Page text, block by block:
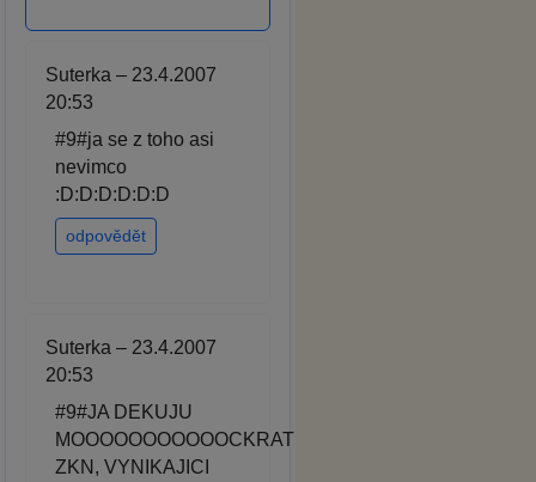
Suterka – 23.4.2007
20:53
#9#ja se z toho asi
nevimco
:D:D:D:D:D:D
odpovědět
Suterka – 23.4.2007
20:53
#9#JA DEKUJU
MOOOOOOOOOOOCKRAT
ZKN, VYNIKAJICI